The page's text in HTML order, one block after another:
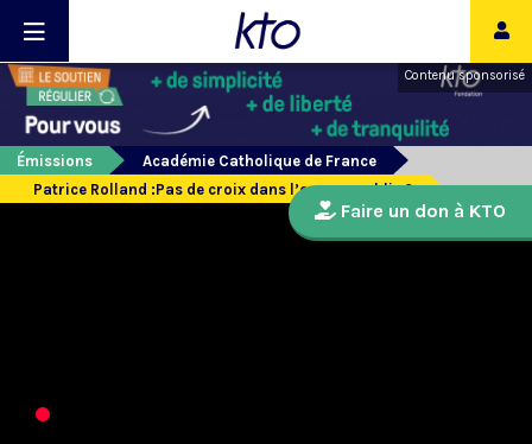
Contenu sponsorisé
Émissions
Académie Catholique de France
Patrice Rolland :Pas de croix dans l’espace public ?
Faire un don à KTO